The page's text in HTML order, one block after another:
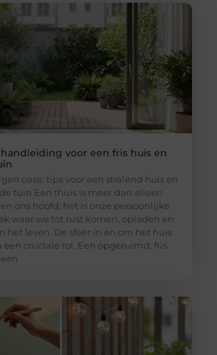
voor een fris huis en
oase: tips voor een stralend huis en
tuin Een thuis is meer dan alleen
ons hoofd; het is onze persoonlijke
waar we tot rust komen, opladen en
het leven. De sfeer in en om het huis
een cruciale rol. Een opgeruimd, fris